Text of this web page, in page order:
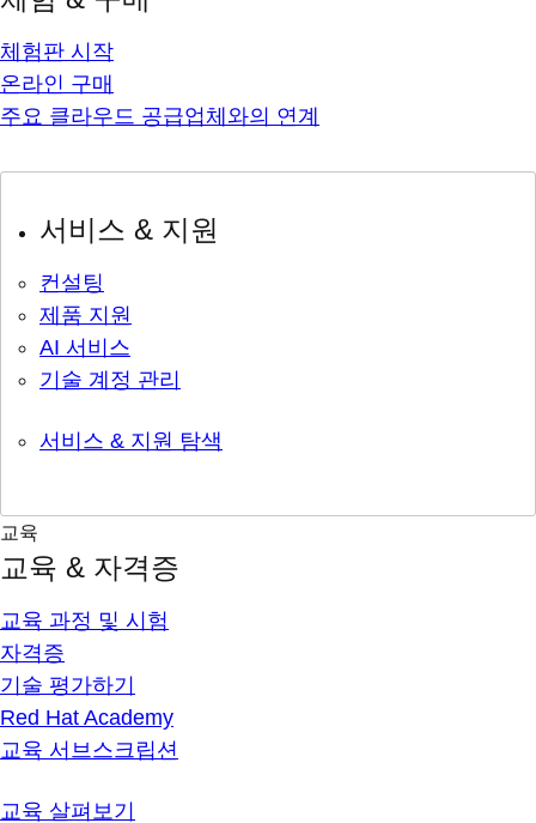
체험판 시작
온라인 구매
주요 클라우드 공급업체와의 연계
서비스 & 지원
컨설팅
제품 지원
AI 서비스
기술 계정 관리
서비스 & 지원 탐색
교육
교육 & 자격증
교육 과정 및 시험
자격증
기술 평가하기
Red Hat Academy
교육 서브스크립션
교육 살펴보기